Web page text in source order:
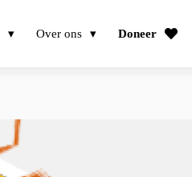
Over ons Doneer